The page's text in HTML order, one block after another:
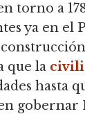
torno a
ya en
que la
hasta